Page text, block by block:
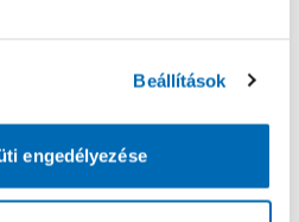
Beállítások
engedélyezése